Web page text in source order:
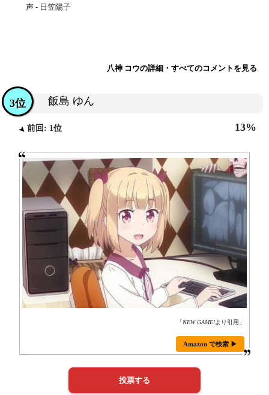
声 - 日笠陽子
八神 コウの詳細・すべてのコメントを見る
飯島 ゆん
3位
前回: 1位 13%
「NEW GAME!より引用」
Amazon で検索 ▶